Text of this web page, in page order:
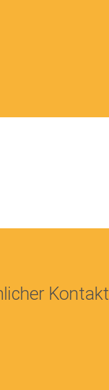
Kontakt